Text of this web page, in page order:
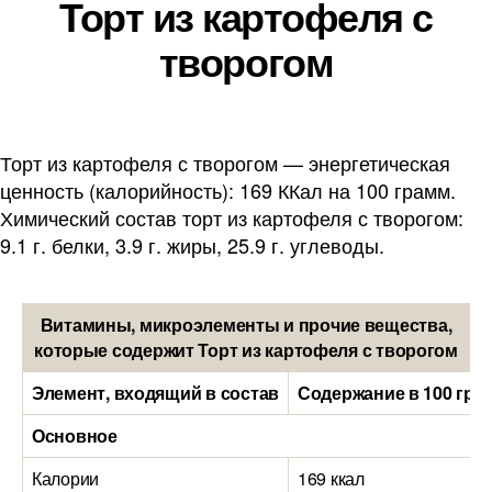
Торт из картофеля с
творогом
Торт из картофеля с творогом — энергетическая
ценность (калорийность): 169 ККал на 100 грамм.
Химический состав торт из картофеля с творогом:
9.1 г. белки, 3.9 г. жиры, 25.9 г. углеводы.
Витамины, микроэлементы и прочие вещества,
которые содержит Торт из картофеля с творогом
Элемент, входящий в состав
Содержание в 100
Основное
Калории
169 ккал